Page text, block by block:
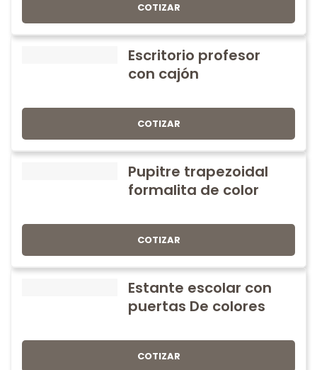
COTIZAR
Escritorio profesor
con cajón
COTIZAR
Pupitre trapezoidal
formalita de color
COTIZAR
Estante escolar con
puertas De colores
COTIZAR